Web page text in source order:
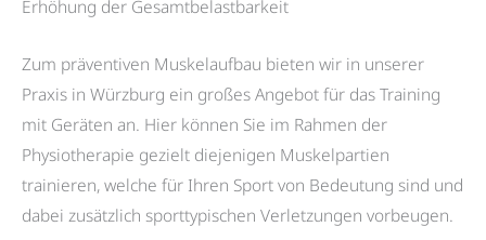
Erhöhung der Gesamtbelastbarkeit
Zum präventiven Muskelaufbau bieten wir in unserer
Praxis in Würzburg ein großes Angebot für das Training
mit Geräten an. Hier können Sie im Rahmen der
Physiotherapie gezielt diejenigen Muskelpartien
trainieren, welche für Ihren Sport von Bedeutung sind und
dabei zusätzlich sporttypischen Verletzungen vorbeugen.